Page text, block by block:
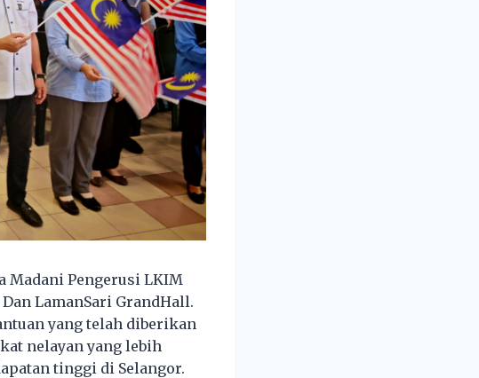
Madani Pengerusi LKIM
LamanSari GrandHall.
yang telah diberikan
nelayan yang lebih
tinggi di Selangor.